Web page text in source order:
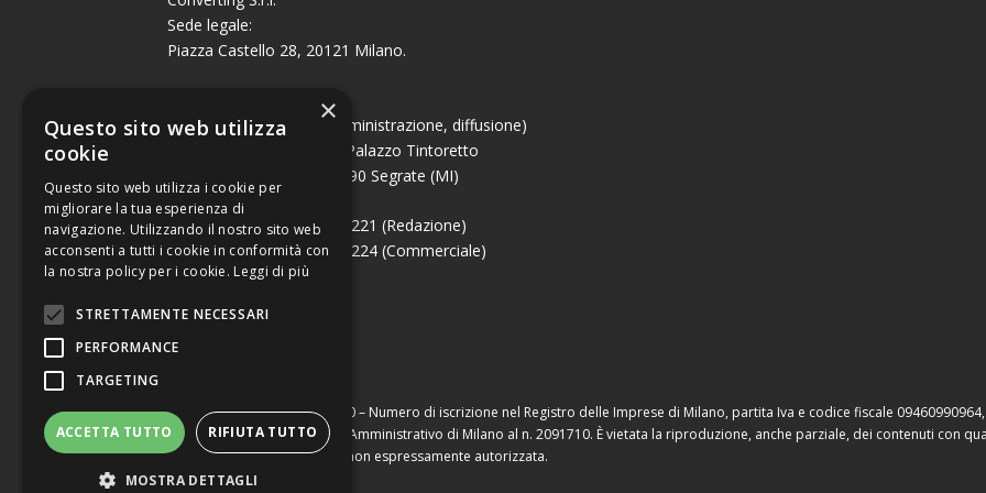
Sede legale:
Piazza Castello 28, 20121 Milano.
(redazione, direzione, amministrazione, diffusione)
Centro Dir. Milano Oltre, Palazzo Tintoretto
Via Cassanese, 224 – 20090 Segrate (MI)
Tel. +39 02 26927081 int. 221 (Redazione)
Tel. +39 02 26927081 int. 224 (Commerciale)
Fax +39 02 26951006
Capitale sociale di Euro 10.000,00 – Numero di iscrizione nel Registro delle Imprese di Milano, partita Iva e codice fiscale 09460990964,
iscritta al Repertorio Economico Amministrativo di Milano al n. 2091710. È vietata la riproduzione, anche parziale, dei contenuti con
mezzo, compresa la stampa, se non espressamente autorizzata.
×
Questo sito web utilizza
cookie
Questo sito web utilizza i cookie per
migliorare la tua esperienza di
navigazione. Utilizzando il nostro sito web
acconsenti a tutti i cookie in conformità con
la nostra policy per i cookie. Leggi di più
STRETTAMENTE NECESSARI
PERFORMANCE
TARGETING
ACCETTA TUTTO RIFIUTA TUTTO
MOSTRA DETTAGLI